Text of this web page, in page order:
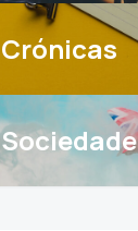
Crónicas
Sociedade